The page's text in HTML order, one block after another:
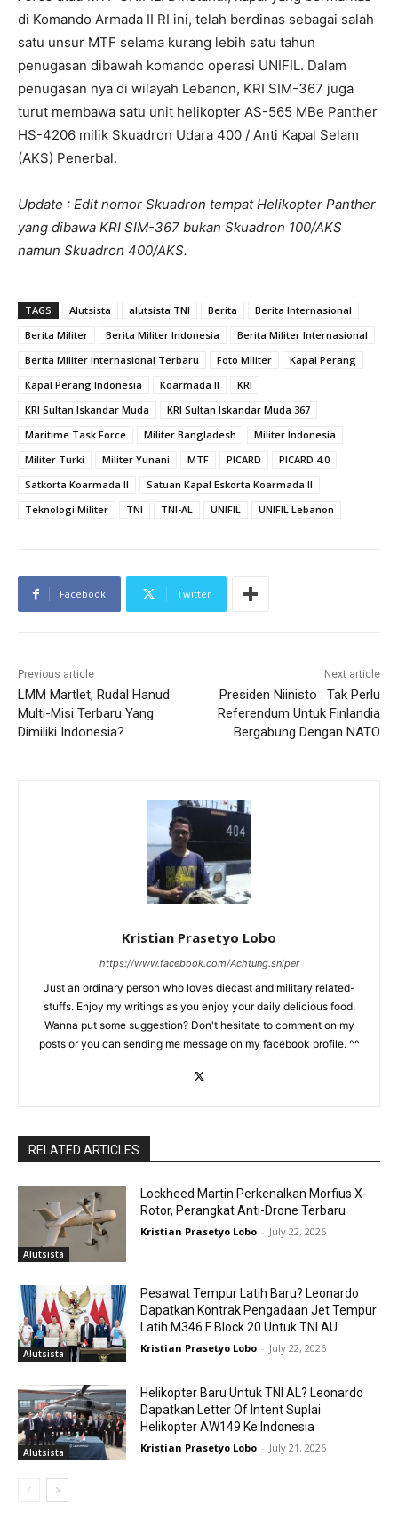
di Komando Armada II RI ini, telah berdinas sebagai salah
satu unsur MTF selama kurang lebih satu tahun
penugasan dibawah komando operasi UNIFIL. Dalam
penugasan nya di wilayah Lebanon, KRI SIM-367 juga
turut membawa satu unit helikopter AS-565 MBe Panther
HS-4206 milik Skuadron Udara 400 / Anti Kapal Selam
(AKS) Penerbal.
Update : Edit nomor Skuadron tempat Helikopter Panther
yang dibawa KRI SIM-367 bukan Skuadron 100/AKS
namun Skuadron 400/AKS.
TAGS Alutsista alutsista TNI Berita
Berita Internasional
Berita Militer
Berita Militer Indonesia
Berita Militer Internasional
Berita Militer Internasional Terbaru
Foto Militer
Kapal Perang
Kapal Perang Indonesia
Koarmada II
KRI
KRI Sultan Iskandar Muda
KRI Sultan Iskandar Muda 367
Maritime Task Force
Militer Bangladesh
Militer Indonesia
Militer Turki
Militer Yunani MTF PICARD
PICARD 4.0
Satkorta Koarmada II
Satuan Kapal Eskorta Koarmada II
Teknologi Militer
TNI TNI-AL UNIFIL UNIFIL Lebanon
Facebook Twitter
Previous article
LMM Martlet, Rudal Hanud
Multi-Misi Terbaru Yang
Dimiliki Indonesia?
Next article
Presiden Niinisto : Tak Perlu
Referendum Untuk Finlandia
Bergabung Dengan NATO
Kristian Prasetyo Lobo
https://www.facebook.com/Achtung.sniper
Just an ordinary person who loves diecast and military related-
stuffs. Enjoy my writings as you enjoy your daily delicious food.
Wanna put some suggestion? Don't hesitate to comment on my
posts or you can sending me message on my facebook profile. ^^
RELATED ARTICLES
Alutsista
Lockheed Martin Perkenalkan Morfius X-
Rotor, Perangkat Anti-Drone Terbaru
Kristian Prasetyo Lobo - July 22, 2026
Alutsista
Pesawat Tempur Latih Baru? Leonardo
Dapatkan Kontrak Pengadaan Jet Tempur
Latih M346 F Block 20 Untuk TNI AU
Kristian Prasetyo Lobo - July 22, 2026
Alutsista
Helikopter Baru Untuk TNI AL? Leonardo
Dapatkan Letter Of Intent Suplai
Helikopter AW149 Ke Indonesia
Kristian Prasetyo Lobo - July 21, 2026